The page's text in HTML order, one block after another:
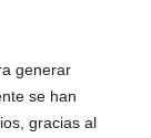
generar
se han
gracias al